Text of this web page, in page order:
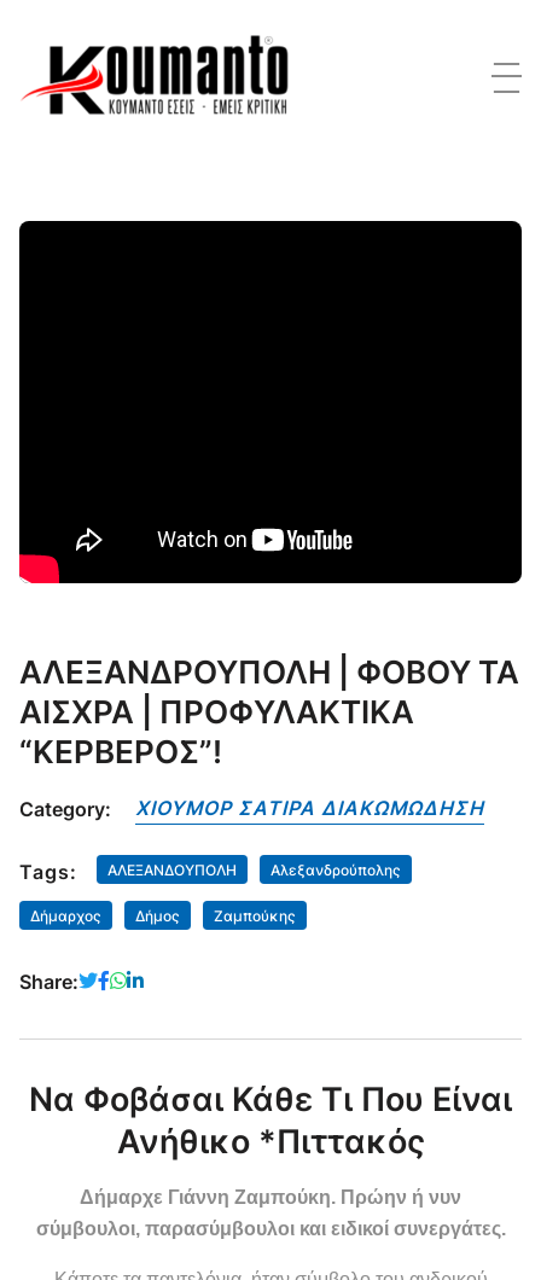
ΑΛΕΞΑΝΔΡΟΥΠΟΛΗ | ΦΟΒΟΥ ΤΑ
ΑΙΣΧΡΑ | ΠΡΟΦΥΛΑΚΤΙΚΑ
“ΚΕΡΒΕΡΟΣ”!
Category: ΧΙΟΥΜΟΡ ΣΑΤΙΡΑ ΔΙΑΚΩΜΩΔΗΣΗ
Tags: ΑΛΕΞΑΝΔΟΥΠΟΛΗ Αλεξανδρούπολης
Δήμαρχος Δήμος Ζαμπούκης
Share:
Να Φοβάσαι Κάθε Τι Που Είναι
Ανήθικο *Πιττακός
Δήμαρχε Γιάννη Ζαμπούκη. Πρώην ή νυν
σύμβουλοι, παρασύμβουλοι και ειδικοί συνεργάτες.